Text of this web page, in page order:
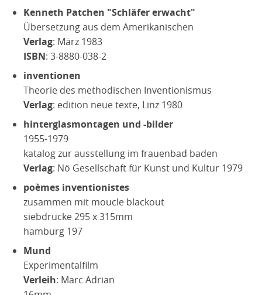
Kenneth Patchen "Schläfer erwacht"
Übersetzung aus dem Amerikanischen
Verlag: März 1983
ISBN: 3-8880-038-2
inventionen
Theorie des methodischen Inventionismus
Verlag: edition neue texte, Linz 1980
hinterglasmontagen und -bilder
1955-1979
katalog zur ausstellung im frauenbad baden
Verlag: Nö Gesellschaft für Kunst und Kultur 1979
poèmes inventionistes
zusammen mit moucle blackout
siebdrucke 295 x 315mm
hamburg 197
Mund
Experimentalfilm
Verleih: Marc Adrian